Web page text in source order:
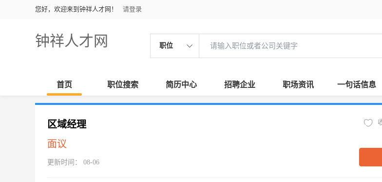
您好，欢迎来到钟祥人才网！ 请登录
钟祥人才网 职位
首页 职位搜索 简历中心 招聘企业 职场资讯 一句话信息
区域经理
面议
更新时间： 08-06